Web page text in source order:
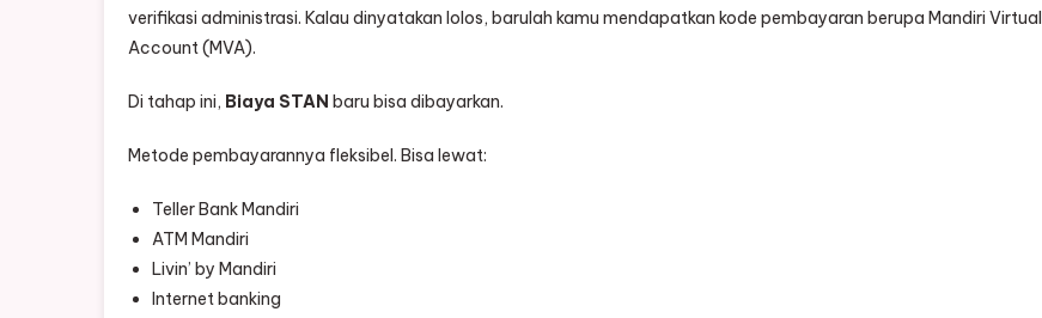
verifikasi administrasi. Kalau dinyatakan lolos, barulah kamu mendapatkan kode pembayaran berupa Mandiri Virtual
Account (MVA).
Di tahap ini, Biaya STAN baru bisa dibayarkan.
Metode pembayarannya fleksibel. Bisa lewat:
Teller Bank Mandiri
ATM Mandiri
Livin’ by Mandiri
Internet banking